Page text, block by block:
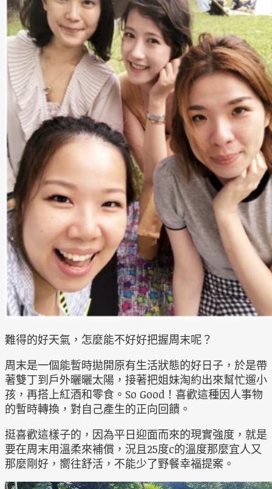
難得的好天氣，怎麼能不好好把握周末呢？
周末是一個能暫時拋開原有生活狀態的好日子，於是帶
著雙丁到戶外曬曬太陽，接著把姐妹淘約出來幫忙遛小
孩，再搭上紅酒和零食。So Good！喜歡這種因人事物
的暫時轉換，對自己產生的正向回饋。
挺喜歡這樣子的，因為平日迎面而來的現實強度，就是
要在周末用溫柔來補償，況且25度c的溫度那麼宜人又
那麼剛好，嚮往舒活，不能少了野餐幸福提案。